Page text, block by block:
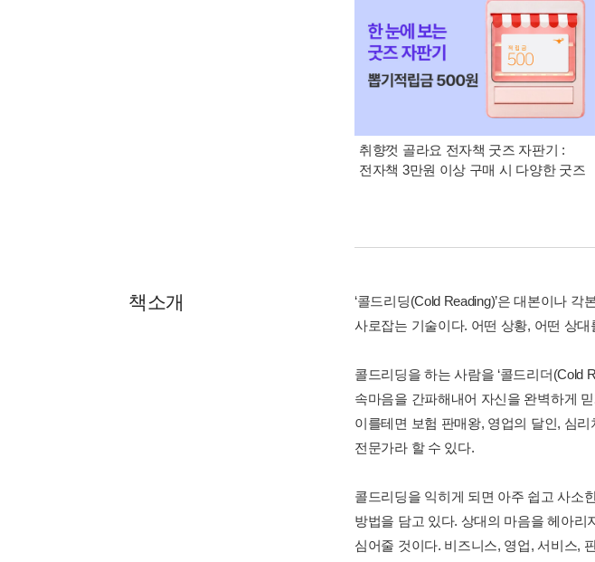
취향껏 골라요 전자책 굿즈 자판기 :
전자책 3만원 이상 구매 시 다양한 굿즈
책소개
‘콜드리딩(Cold Reading)’은 대본이나
사로잡는 기술이다. 어떤 상황, 어떤 상
콜드리딩을 하는 사람을 ‘콜드리더(Cold
속마음을 간파해내어 자신을 완벽하게
이를테면 보험 판매왕, 영업의 달인, 심
전문가라 할 수 있다.
콜드리딩을 익히게 되면 아주 쉽고 사소
방법을 담고 있다. 상대의 마음을 헤아
심어줄 것이다. 비즈니스, 영업, 서비스,